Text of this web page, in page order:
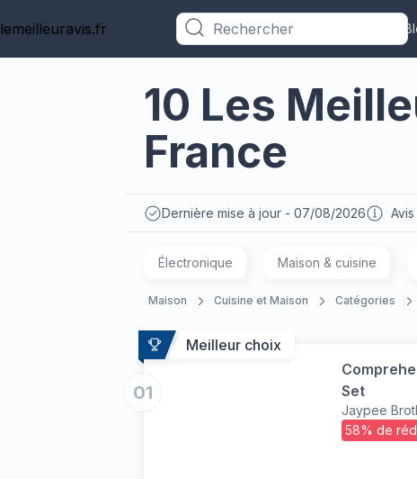
lemeilleuravis.fr Catégories
10 Les
France
Dernière mise à jour - 07/08/2026
Électronique Maison & cuisine
Maison Cuisine et Maison Catégories
Meilleur choix
01
Set
Jaypee
58% de